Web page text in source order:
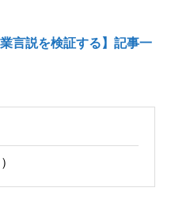
言説を検証する】記事一